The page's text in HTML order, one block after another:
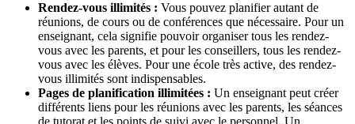
Rendez-vous illimités : Vous pouvez planifier autant de
réunions, de cours ou de conférences que nécessaire. Pour un
enseignant, cela signifie pouvoir organiser tous les rendez-
vous avec les parents, et pour les conseillers, tous les rendez-
vous avec les élèves. Pour une école très active, des rendez-
vous illimités sont indispensables.
Pages de planification illimitées : Un enseignant peut créer
différents liens pour les réunions avec les parents, les séances